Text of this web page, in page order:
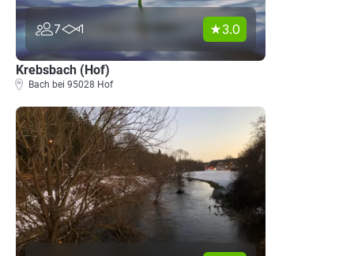
7 1 3.0
Krebsbach (Hof)
Bach bei 95028 Hof